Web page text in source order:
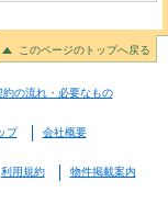
このページのトップへ戻る
約の流れ・必要なもの
プ 会社概要
利用規約 物件掲載案内